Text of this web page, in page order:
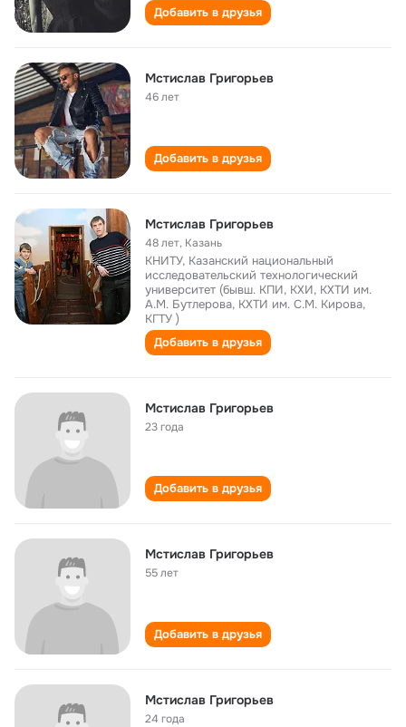
Добавить в друзья
Мстислав Григорьев
46 лет
Добавить в друзья
Мстислав Григорьев
48 лет, Казань
КНИТУ, Казанский национальный
исследовательский технологический
университет (бывш. КПИ, КХИ, КХТИ им.
А.М. Бутлерова, КХТИ им. С.М. Кирова,
КГТУ )
Добавить в друзья
Мстислав Григорьев
23 года
Добавить в друзья
Мстислав Григорьев
55 лет
Добавить в друзья
Мстислав Григорьев
24 года